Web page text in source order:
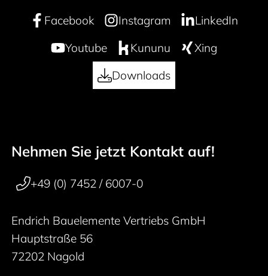
Facebook Instagram
LinkedIn
Youtube
Kununu
Xing
Downloads
50 years
Footer navigation
Nehmen Sie jetzt Kontakt auf!
+49 (0) 7452 / 6007-0
Endrich Bauelemente Vertriebs GmbH
Hauptstraße 56
72202 Nagold